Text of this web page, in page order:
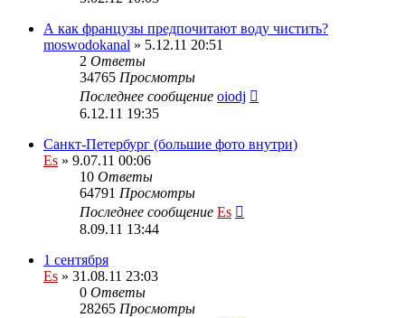
А как французы предпочитают воду чистить?
moswodokanal » 5.12.11 20:51
2 Ответы
34765 Просмотры
Последнее сообщение oiodj
6.12.11 19:35
Санкт-Петербург (большие фото внутри)
Es » 9.07.11 00:06
10 Ответы
64791 Просмотры
Последнее сообщение Es
8.09.11 13:44
1 сентября
Es » 31.08.11 23:03
0 Ответы
28265 Просмотры